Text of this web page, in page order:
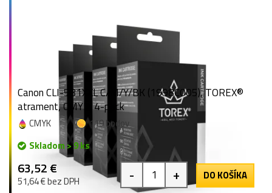
Canon CLI-581XXL C/M/Y/BK (1998C005), TOREX®
atrament, CMYK, 4-pack
CMYK
119 bodov
Skladom > 9 ks
63,52 €
51,64 € bez DPH - + DO KOŠÍKA